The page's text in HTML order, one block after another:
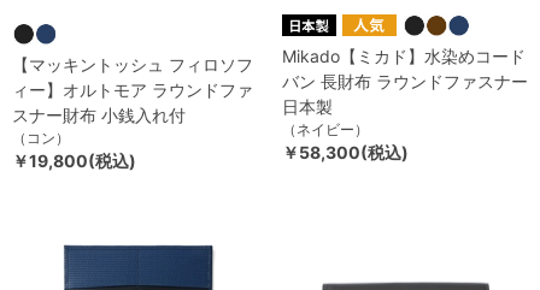
【マッキントッシュ フィロソフ
ィー】オルトモア ラウンドファ
スナー財布 小銭入れ付
（コン）
￥19,800(税込)
Mikado【ミカド】水染めコード
バン 長財布 ラウンドファスナー
日本製
（ネイビー）
￥58,300(税込)